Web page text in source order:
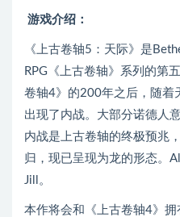
游戏介绍：
《上古卷轴5：天际》是
RPG《上古卷轴》系列的第
卷轴4》的200年之后，随着
出现了内战。大部分诺德人
内战是上古卷轴的终极预兆
归，现已呈现为龙的形态。
Jill。
本作将会和《上古卷轴4》